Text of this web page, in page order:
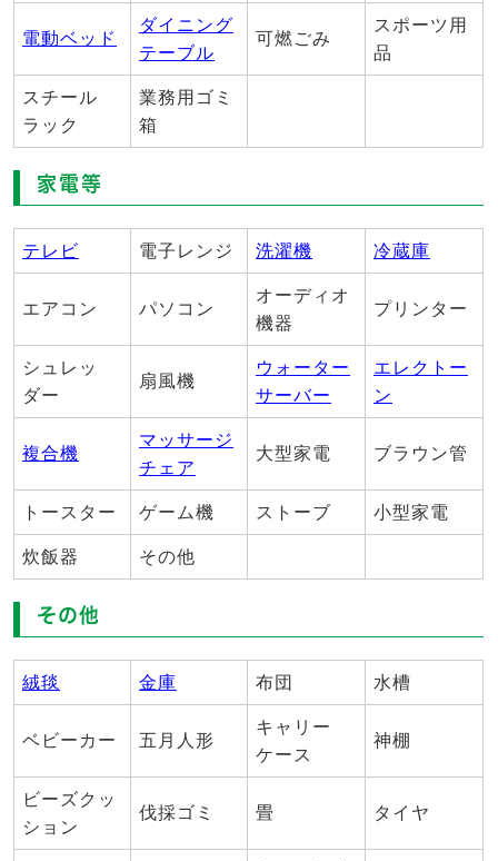
電動ベッド
ダイニング
テーブル
可燃ごみ
スポーツ用
品
スチール
ラック
業務用ゴミ
箱
家電等
テレビ 電子レンジ 洗濯機 冷蔵庫
エアコン パソコン
オーディオ
機器
プリンター
シュレッ
ダー
扇風機
ウォーター
サーバー
エレクトー
ン
複合機
マッサージ
チェア
大型家電 ブラウン管
トースター ゲーム機 ストーブ 小型家電
炊飯器 その他
その他
絨毯 金庫 布団 水槽
ベビーカー 五月人形
キャリー
ケース
神棚
ビーズクッ
ション
伐採ゴミ 畳 タイヤ